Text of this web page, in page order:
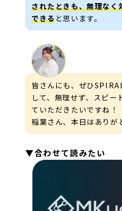
されたときも、無理なく
できると思います。
皆さんにも、ぜひ
して、無理せず、スピー
ていただきたいですね！
稲葉さん、本日はありが
▼合わせて読みたい